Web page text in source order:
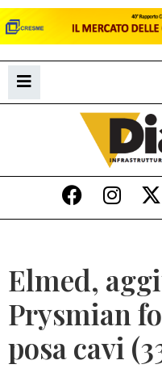
Elmed,
Prysmian
posa cavi